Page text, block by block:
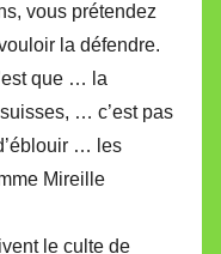
vous prétendez
la défendre.
que … la
… c’est pas
… les
Mireille
le culte de